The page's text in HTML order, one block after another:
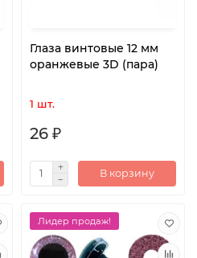
Глаза винтовые 12 мм
оранжевые 3D (пара)
1 шт.
26 ₽
В корзину
Лидер продаж!